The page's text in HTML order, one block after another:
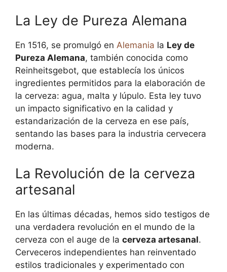
La Ley de Pureza Alemana
En 1516, se promulgó en Alemania la Ley de
Pureza Alemana, también conocida como
Reinheitsgebot, que establecía los únicos
ingredientes permitidos para la elaboración de
la cerveza: agua, malta y lúpulo. Esta ley tuvo
un impacto significativo en la calidad y
estandarización de la cerveza en ese país,
sentando las bases para la industria cervecera
moderna.
La Revolución de la cerveza
artesanal
En las últimas décadas, hemos sido testigos de
una verdadera revolución en el mundo de la
cerveza con el auge de la cerveza artesanal.
Cerveceros independientes han reinventado
estilos tradicionales y experimentado con